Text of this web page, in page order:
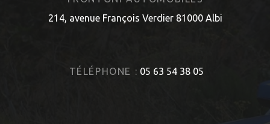
214, avenue François Verdier 81000 Albi
TÉLÉPHONE : 05 63 54 38 05